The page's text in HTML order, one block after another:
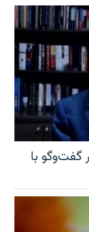
گفت‌وگو با